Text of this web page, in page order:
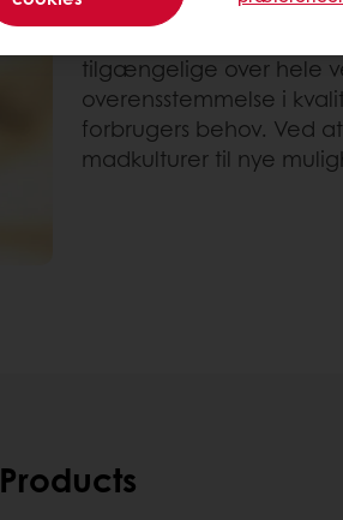
friske og frosne
produkter. Carat
tilgængelige over hele
overensstemmelse i
forbrugers behov. Ved
madkulturer til nye
Products